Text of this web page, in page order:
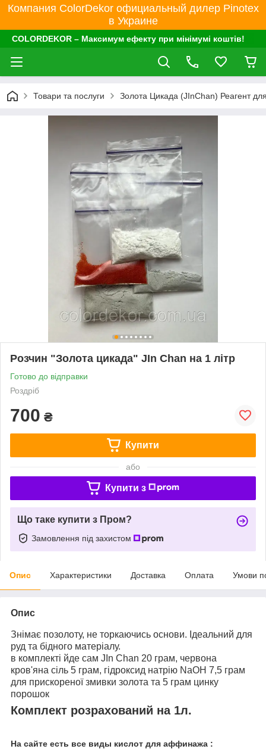
Компания ColorDekor официальный дилер Pinotex
в Украине
COLORDEKOR – Максимум ефекту при мінімумі коштів!
Товари та послуги Золота Цикада (JInChan) Реагент
Розчин "Золота цикада" JIn Chan на 1 літр
Готово до відправки
Роздріб
700 ₴
Купити
або
Купити з
Що таке купити з Пром?
Замовлення під захистом
Опис Характеристики Доставка Оплата Умови
Опис
Знімає позолоту, не торкаючись основи. Ідеальний для
руд та бідного матеріалу.
в комплекті йде сам JIn Chan 20 грам, червона
кров'яна сіль 5 грам, гідроксид натрію NaOH 7,5 грам
для прискореної змивки золота та 5 грам цинку
порошок
Комплект розрахований на 1л.
На сайте есть все виды кислот для аффинажа :